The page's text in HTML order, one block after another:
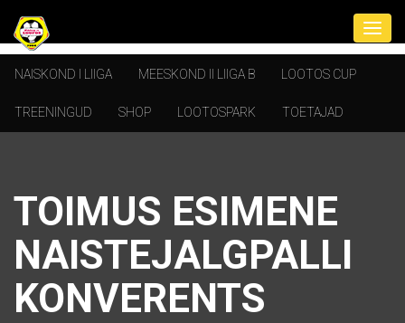
NAISKOND I LIIGA MEESKOND II LIIGA B LOOTOS CUP
TREENINGUD SHOP LOOTOSPARK TOETAJAD
TOIMUS ESIMENE
NAISTEJALGPALLI
KONVERENTS